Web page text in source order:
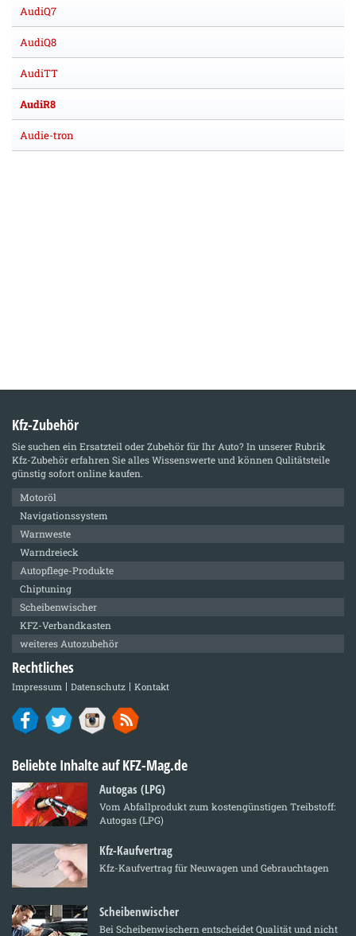
AudiQ7
AudiQ8
AudiTT
AudiR8
Audie-tron
Kfz-Zubehör
Sie suchen ein Ersatzteil oder Zubehör für Ihr Auto? In unserer Rubrik
Kfz-Zubehörerfahren Sie alles Wissenswerte und können Qulitätsteile
günstig sofort online kaufen.
Motoröl
Navigationssystem
Warnweste
Warndreieck
Autopflege-Produkte
Chiptuning
Scheibenwischer
KFZ-Verbandkasten
weiteres Autozubehör
Rechtliches
Impressum Datenschutz Kontakt
Beliebte Inhalte auf KFZ-Mag.de
Autogas (LPG)
Vom Abfallprodukt zum kostengünstigen Treibstoff:
Autogas (LPG)
Kfz-Kaufvertrag
Kfz-Kaufvertrag für Neuwagen und Gebrauchtagen
Scheibenwischer
Bei Scheibenwischern entscheidet Qualität und nicht